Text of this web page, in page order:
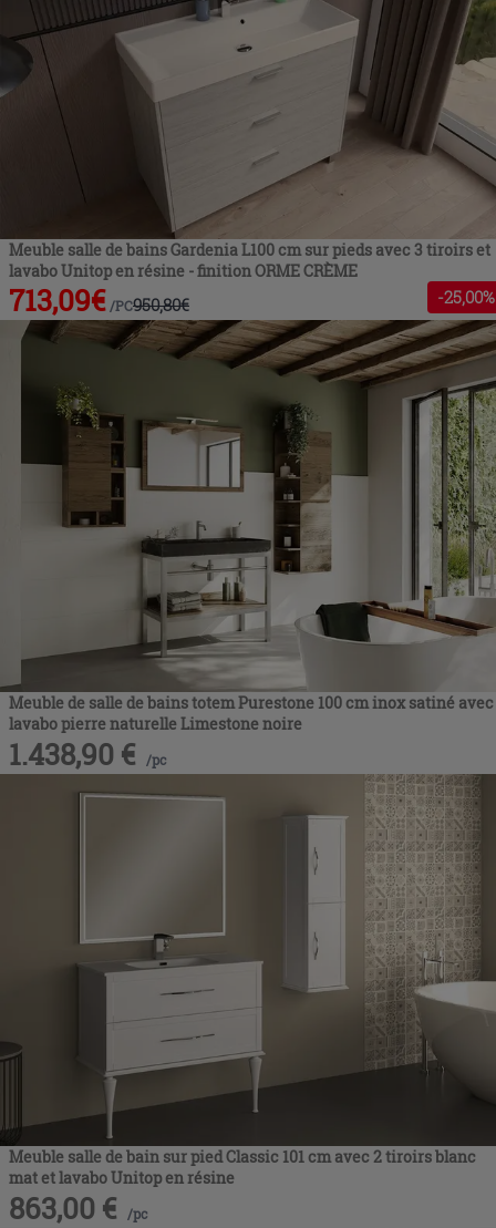
Meuble salle de bains Gardenia L100 cm sur pieds avec 3 tiroirs et
lavabo Unitop en résine - finition ORME CRÈME
713,09€ /PC950,80€ -25,00%
Meuble de salle de bains totem Purestone 100 cm inox satiné avec
lavabo pierre naturelle Limestone noire
1.438,90 € /pc
Meuble salle de bain sur pied Classic 101 cm avec 2 tiroirs blanc
mat et lavabo Unitop en résine
863,00 € /pc